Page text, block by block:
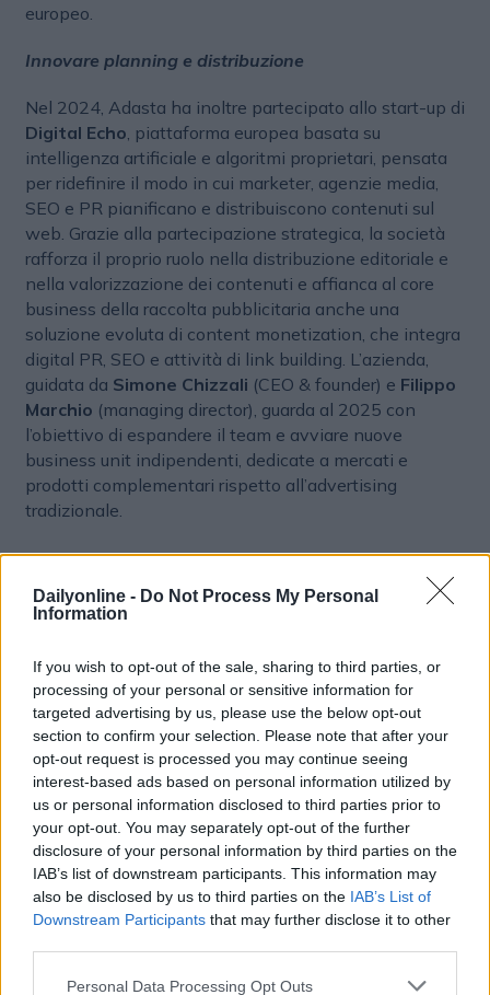
Dailyonline - Do Not Process My Personal
Information
If you wish to opt-out of the sale, sharing to third parties, or
processing of your personal or sensitive information for
targeted advertising by us, please use the below opt-out
section to confirm your selection. Please note that after your
opt-out request is processed you may continue seeing
interest-based ads based on personal information utilized by
us or personal information disclosed to third parties prior to
your opt-out. You may separately opt-out of the further
disclosure of your personal information by third parties on the
IAB’s list of downstream participants. This information may
also be disclosed by us to third parties on the IAB’s List of
Downstream Participants that may further disclose it to other
Personal Data Processing Opt Outs
europeo.
Innovare planning e distribuzione
Nel 2024, Adasta ha inoltre partecipato allo start-up di
Digital Echo , piattaforma europea basata su
intelligenza artificiale e algoritmi proprietari, pensata
per ridefinire il modo in cui marketer, agenzie media,
SEO e PR pianificano e distribuiscono contenuti sul
web. Grazie alla partecipazione strategica, la società
rafforza il proprio ruolo nella distribuzione editoriale e
nella valorizzazione dei contenuti e affianca al core
business della raccolta pubblicitaria anche una
soluzione evoluta di content monetization, che integra
digital PR, SEO e attività di link building. L’azienda,
guidata da Simone Chizzali (CEO & founder) e Filippo
Marchio (managing director), guarda al 2025 con
l’obiettivo di espandere il team e avviare nuove
business unit indipendenti, dedicate a mercati e
prodotti complementari rispetto all’advertising
tradizionale.
centro l’innovazione tecnologica. “Il nostro percorso
nel 2024 è stato guidato da una visione chiara:
innovare il modo in cui gli editori generano valore dai
propri contenuti, andando oltre il solo modello
pubblicitario tradizionale. Abbiamo investito in
tecnologie scalabili, ampliato le partnership editoriali
in Italia e all’estero, e costruito un ecosistema solido
per supportare lo sviluppo del gruppo Execus. La nostra
partecipazione alla nascita di Digital Echo rappresenta
un tassello fondamentale: una piattaforma che unisce
contenuto e tecnologia, due leve centrali per affrontare
le sfide del futuro - dichiara Simone Chizzali -. Nel
2025 vogliamo rafforzare ulteriormente la direzione e